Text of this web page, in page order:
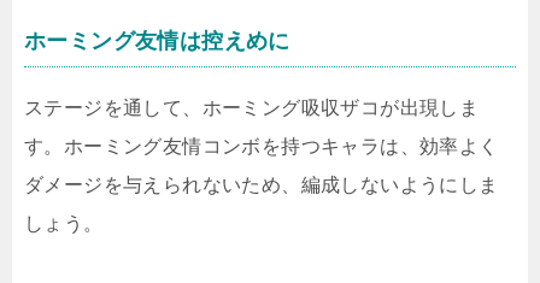
ホーミング友情は控えめに
ステージを通して、ホーミング吸収ザコが出現しま
す。ホーミング友情コンボを持つキャラは、効率よく
ダメージを与えられないため、編成しないようにしま
しょう。